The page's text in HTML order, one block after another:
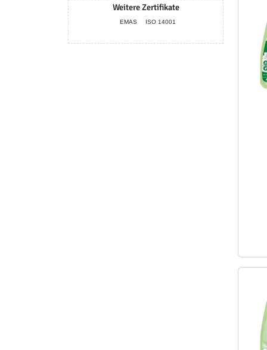
Weitere Zertifikate
EMAS ISO 14001